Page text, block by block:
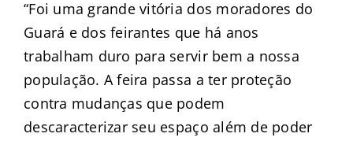
“Foi uma grande vitória dos moradores do
Guará e dos feirantes que há anos
trabalham duro para servir bem a nossa
população. A feira passa a ter proteção
contra mudanças que podem
descaracterizar seu espaço além de poder